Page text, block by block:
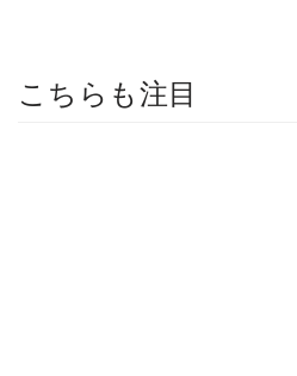
こちらも注目